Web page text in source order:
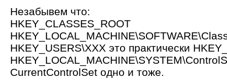
Незабывем что:
HKEY_USERS\XXX это практически
CurrentControlSet одно и тоже.